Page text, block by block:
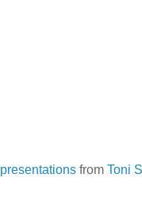
presentations from Toni